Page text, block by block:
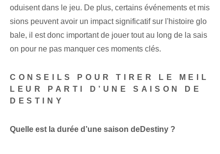
oduisent dans le jeu. De plus, certains événements et mis
sions peuvent avoir un impact significatif sur l'histoire glo
bale, il est donc important de jouer tout au long de la sais
on pour ne pas manquer ces moments clés.
CONSEILS POUR TIRER LE MEIL
LEUR PARTI D’UNE SAISON DE
DESTINY
Quelle est la durée d’une saison de‌Destiny ?